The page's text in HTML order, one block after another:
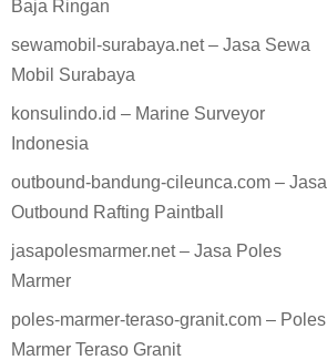
Baja Ringan
sewamobil-surabaya.net – Jasa Sewa
Mobil Surabaya
konsulindo.id – Marine Surveyor
Indonesia
outbound-bandung-cileunca.com – Jasa
Outbound Rafting Paintball
jasapolesmarmer.net – Jasa Poles
Marmer
poles-marmer-teraso-granit.com – Poles
Marmer Teraso Granit